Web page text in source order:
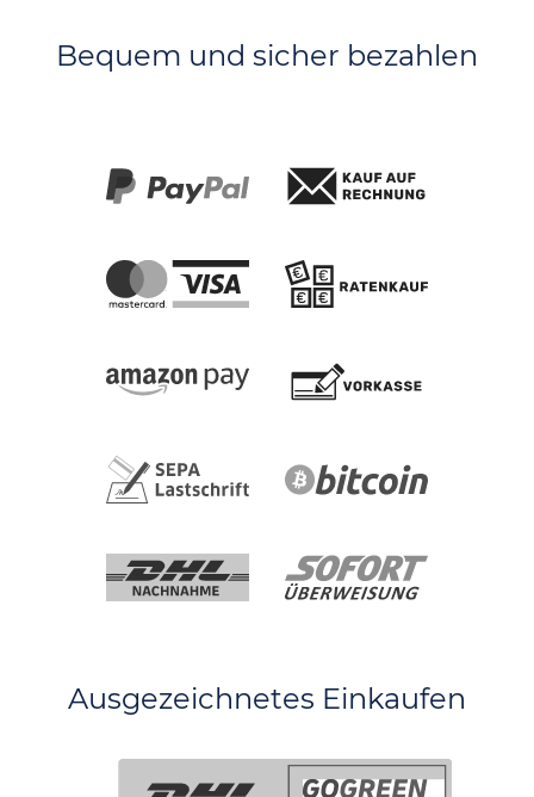
Bequem und sicher bezahlen
Ausgezeichnetes Einkaufen